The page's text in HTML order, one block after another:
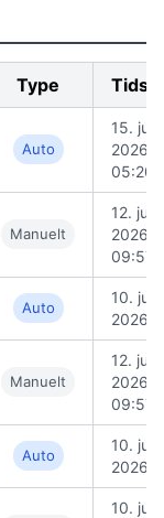
Type
Auto
15. juni
2026,
05:20
Manuelt
12. juni
2026,
09:57
Auto
10. juni
2026,
Manuelt
12. juni
2026,
09:57
Auto
10. juni
2026,
10. juni